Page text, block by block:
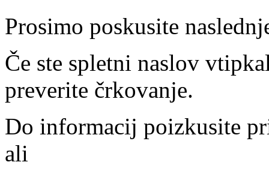
Prosimo poskusite
Če ste spletni naslov
preverite črkovanje.
Do informacij poizkusite
ali